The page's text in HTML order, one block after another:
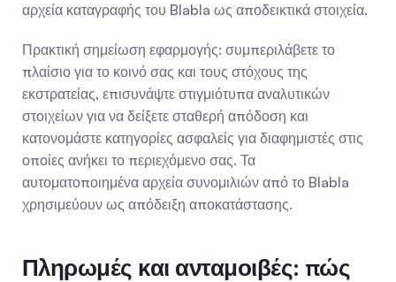
αρχεία καταγραφής του Blabla ως αποδεικτικά στοιχεία.
Πρακτική σημείωση εφαρμογής: συμπεριλάβετε το
πλαίσιο για το κοινό σας και τους στόχους της
εκστρατείας, επισυνάψτε στιγμιότυπα αναλυτικών
στοιχείων για να δείξετε σταθερή απόδοση και
κατονομάστε κατηγορίες ασφαλείς για διαφημιστές στις
οποίες ανήκει το περιεχόμενο σας. Τα
αυτοματοποιημένα αρχεία συνομιλιών από το Blabla
χρησιμεύουν ως απόδειξη αποκατάστασης.
Πληρωμές και ανταμοιβές: πώς